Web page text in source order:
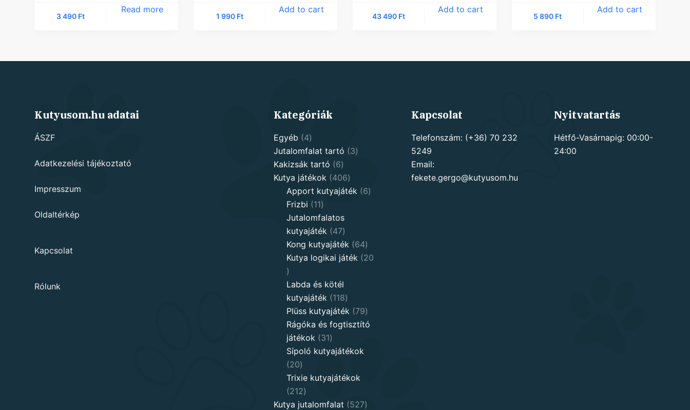
3 490 Ft
Read more
1 990 Ft
Add to cart
43 490 Ft
Add to cart
5 890 Ft
Add to cart
Kutyusom.hu adatai
ÁSZF
Adatkezelési tájékoztató
Impresszum
Oldaltérkép
Kapcsolat
Rólunk
Kategóriák
Egyéb 44
products
Jutalomfalat tartó 33
Kakizsák tartó 66
products
Kutya játékok 406406
products
Apport kutyajáték 66
Frizbi 1111
products
Jutalomfalatos
kutyajáték
4747
products
Kong kutyajáték 6464
products
Kutya logikai játék
20
20
products
Labda és kötél
kutyajáték
118118
products
Plüss kutyajáték 7979
products
Rágóka és fogtisztító
játékok
3131
products
Sípoló kutyajátékok
2020
products
Trixie kutyajátékok
212212
products
Kutya jutalomfalat 527527
Kapcsolat
Telefonszám: (+36) 70 232
5249
Email:
fekete.gergo@kutyusom.hu
Nyitvatartás
Hétfő-Vasárnapig: 00:00-
24:00